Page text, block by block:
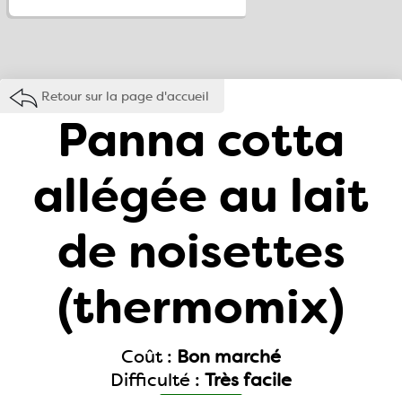
Retour sur la page d'accueil
Panna cotta
allégée au lait
de noisettes
(thermomix)
Coût : Bon marché
Difficulté : Très facile